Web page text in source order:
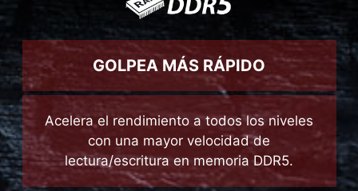
GOLPEA MÁS RÁPIDO
Acelera el rendimiento a todos los niveles
con una mayor velocidad de